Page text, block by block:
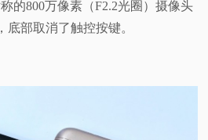
的800万像素（F2.2光圈）摄像头
部取消了触控按键。